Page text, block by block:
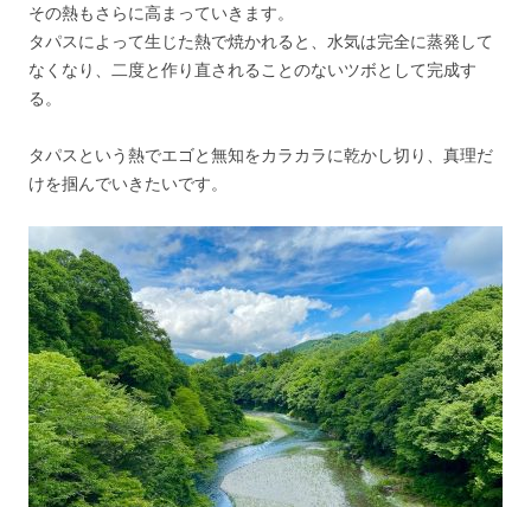
その熱もさらに高まっていきます。
タパスによって生じた熱で焼かれると、水気は完全に蒸発して
なくなり、二度と作り直されることのないツボとして完成す
る。
タパスという熱でエゴと無知をカラカラに乾かし切り、真理だ
けを掴んでいきたいです。